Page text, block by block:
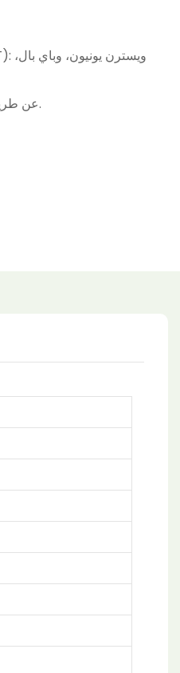
عن طريق البحر (يستغرق من 25 إلى 30 يومًا)، وعن طريق الجو (يستغرق من 7 إلى 10 أيام).